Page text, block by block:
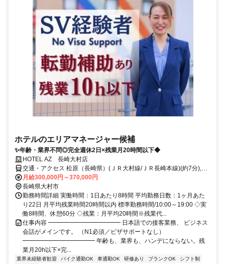
ホテルのエリアマネージャー候補
✨年齢・業界不問◎完全週休2日×残業月20時間以下◆
HOTEL AZ 長崎大村店
交通・アクセス 松原（長崎県）(ＪＲ大村線/ＪＲ長崎本線)(約7分),大
村車両基地(ＪＲ大村線/ＪＲ佐世保線)(約26分),竹松(ＪＲ大村線/ＪＲ
佐世保線)(約50分)
月給300,000円～370,000円
長崎県大村市
勤務時間詳細 実働時間：1日あたり8時間 平均勤務日数：1ヶ月あた
り22日 月平均残業時間20時間以内 標準勤務時間/10:00～19:00 ◇実
働8時間、休憩60分 ◇残業：月平均20時間※残業代...
仕事内容 ━━━━━━━━━━━━ 日本語での接客業務、 ビジネス
会話がメインです。 （N1必須／ビザサポートなし）
━━━━━━━━━━━━ 年齢も、業界も、ハンデにならない。残
業月20h以下×完...
業界未経験者歓迎 バイク通勤OK 車通勤OK 研修あり ブランクOK
シフト制